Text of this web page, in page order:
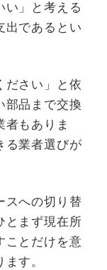
い」と考える
出であるとい
ださい」と依
部品まで交換
者もありま
る業者選びが
スへの切り替
とまず現在所
ことだけを意
す。